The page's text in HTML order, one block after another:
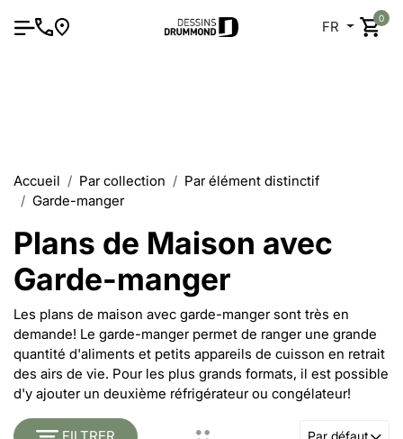
FR
0
Accueil Par collection
Par élément distinctif
Garde-manger
Plans de Maison avec
Garde-manger
Les plans de maison avec garde-manger sont très en
demande! Le garde-manger permet de ranger une grande
quantité d'aliments et petits appareils de cuisson en retrait
des airs de vie. Pour les plus grands formats, il est possible
d'y ajouter un deuxième réfrigérateur ou congélateur!
Par défaut